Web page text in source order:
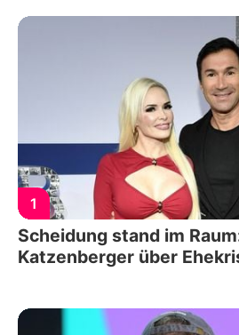
1
Scheidung stand im
Katzenberger über